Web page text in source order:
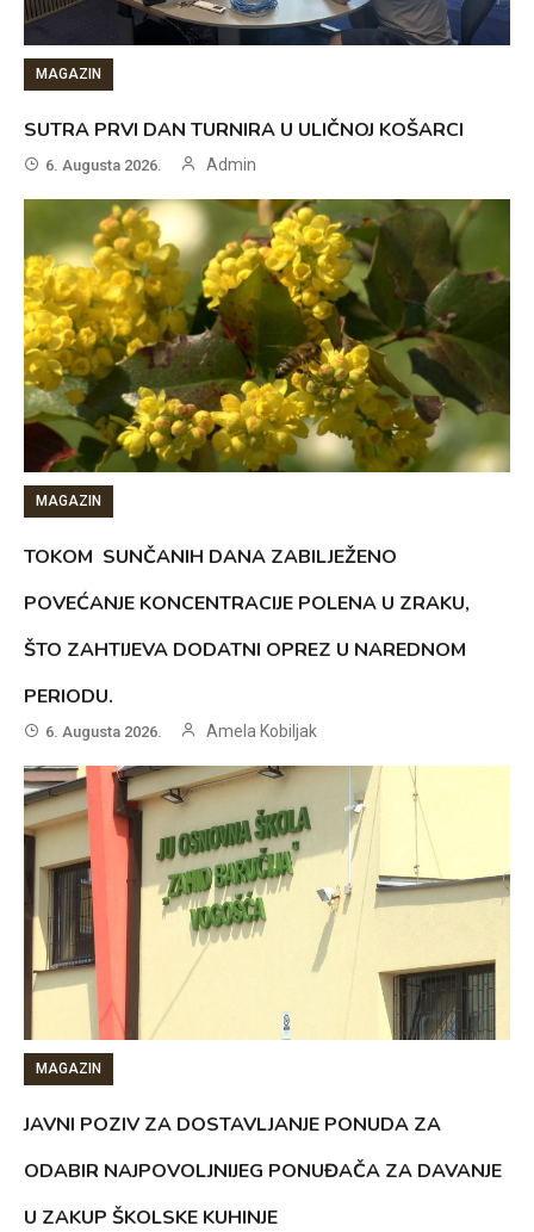
MAGAZIN
SUTRA PRVI DAN TURNIRA U ULIČNOJ KOŠARCI
6. Augusta 2026. Admin
MAGAZIN
TOKOM SUNČANIH DANA ZABILJEŽENO
POVEĆANJE KONCENTRACIJE POLENA U ZRAKU,
ŠTO ZAHTIJEVA DODATNI OPREZ U NAREDNOM
PERIODU.
6. Augusta 2026. Amela Kobiljak
MAGAZIN
JAVNI POZIV ZA DOSTAVLJANJE PONUDA ZA
ODABIR NAJPOVOLJNIJEG PONUĐAČA ZA DAVANJE
U ZAKUP ŠKOLSKE KUHINJE